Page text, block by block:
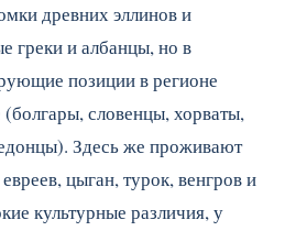
древних эллинов и
греки и албанцы, но в
позиции в регионе
словенцы, хорваты,
Здесь же проживают
цыган, турок, венгров и
культурные различия, у